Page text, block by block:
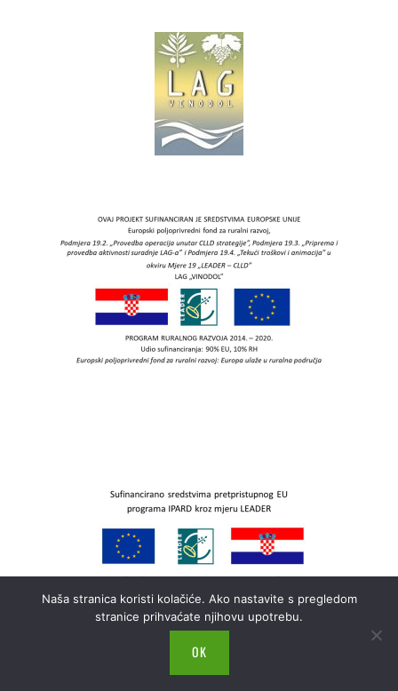
Naša stranica koristi kolačiće. Ako nastavite s pregledom
stranice prihvaćate njihovu upotrebu.
OK